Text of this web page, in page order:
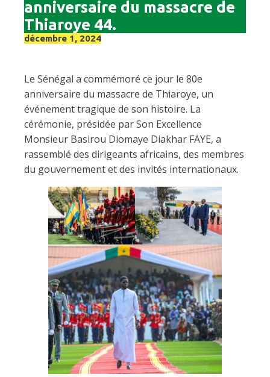
anniversaire du massacre de
Thiaroye 44.
décembre 1, 2024
Le Sénégal a commémoré ce jour le 80e
anniversaire du massacre de Thiaroye, un
événement tragique de son histoire. La
cérémonie, présidée par Son Excellence
Monsieur Basirou Diomaye Diakhar FAYE, a
rassemblé des dirigeants africains, des membres
du gouvernement et des invités internationaux.